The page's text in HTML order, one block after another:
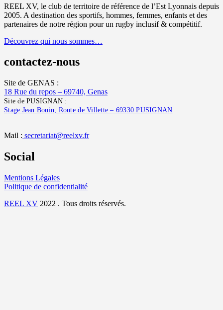
REEL XV, le club de territoire de référence de l’Est Lyonnais depuis
2005. A destination des sportifs, hommes, femmes, enfants et des
partenaires de notre région pour un rugby inclusif & compétitif.
Découvrez qui nous sommes…
contactez-nous
Site de GENAS :
18 Rue du repos – 69740, Genas
Site de PUSIGNAN :
Stage Jean Bouin, Route de Villette – 69330 PUSIGNAN
Mail : secretariat@reelxv.fr
Social
Mentions Légales
Politique de confidentialité
REEL XV 2022 . Tous droits réservés.